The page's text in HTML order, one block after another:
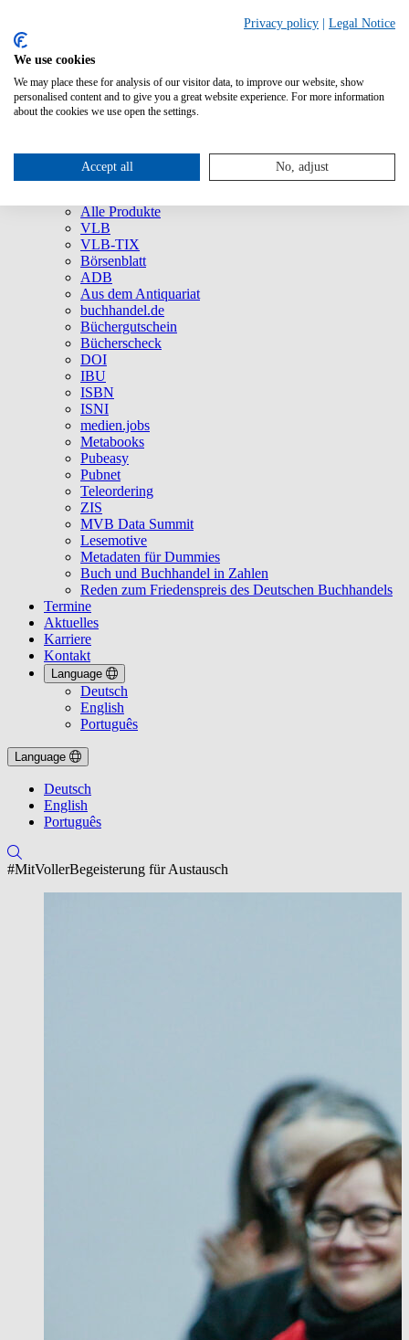
Über uns
Unternehmen
Presse
Service
Alle Produkte
VLB
VLB-TIX
Börsenblatt
ADB
Aus dem Antiquariat
buchhandel.de
Büchergutschein
Bücherscheck
DOI
IBU
ISBN
ISNI
medien.jobs
Metabooks
Pubeasy
Pubnet
Teleordering
ZIS
MVB Data Summit
Lesemotive
Metadaten für Dummies
Buch und Buchhandel in Zahlen
Reden zum Friedenspreis des Deutschen Buchhandels
Termine
Aktuelles
Karriere
Kontakt
Language
Deutsch
English
Português
Language
Deutsch
English
Português
#MitVollerBegeisterung für Austausch
Privacy policy Legal Notice
We use cookies
We may place these for analysis of our visitor data, to improve our website, show
personalised content and to give you a great website experience. For more information
about the cookies we use open the settings.
Accept all No, adjust